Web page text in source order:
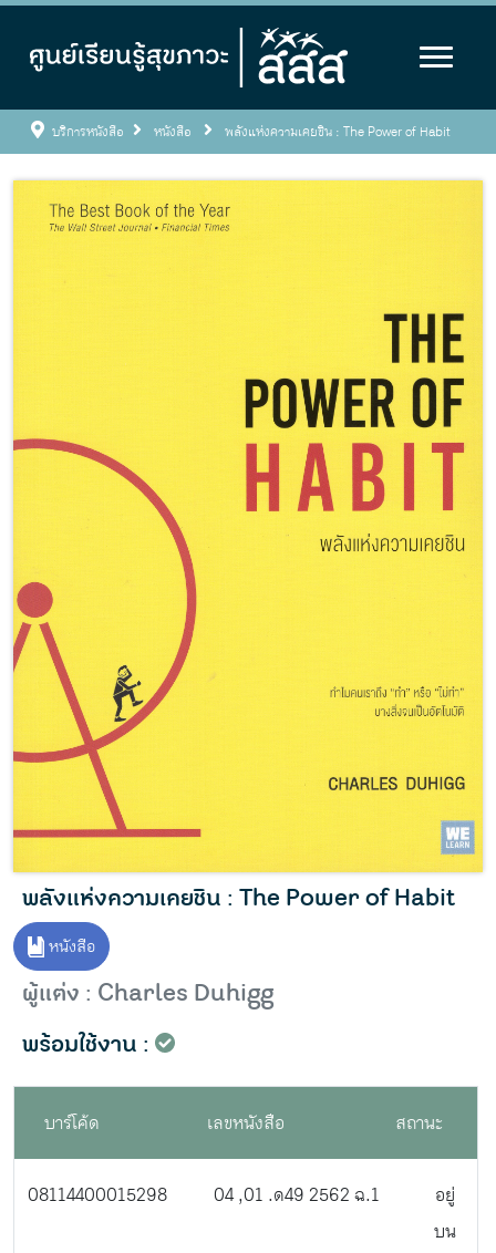
บริการหนังสือ หนังสือ พลังแห่งความเคยชิน : The Power of Habit
พลังแห่งความเคยชิน : The Power of Habit
หนังสือ
ผู้แต่ง : Charles Duhigg
พร้อมใช้งาน :
บาร์โค้ด เลขหนังสือ สถานะ
08114400015298 04 ,01 .ด49 2562 ฉ.1
อยู่
บน